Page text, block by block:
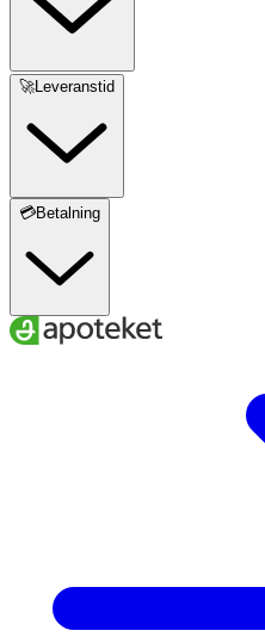
🚀Leveranstid
💳Betalning